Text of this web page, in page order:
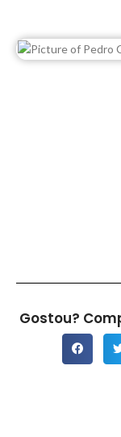
Gostou?